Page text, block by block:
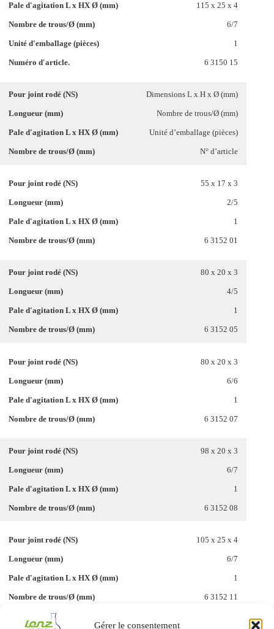
Gérer le consentement
115 x 25 x 4
6/7
1
6 3150 15
Dimensions L x H x Ø (mm)
Nombre de trous/Ø (mm)
Unité d’emballage (pièces)
N° d’article
55 x 17 x 3
2/5
1
6 3152 01
80 x 20 x 3
4/5
1
6 3152 05
80 x 20 x 3
6/6
1
6 3152 07
98 x 20 x 3
6/7
1
6 3152 08
105 x 25 x 4
6/7
1
6 3152 11